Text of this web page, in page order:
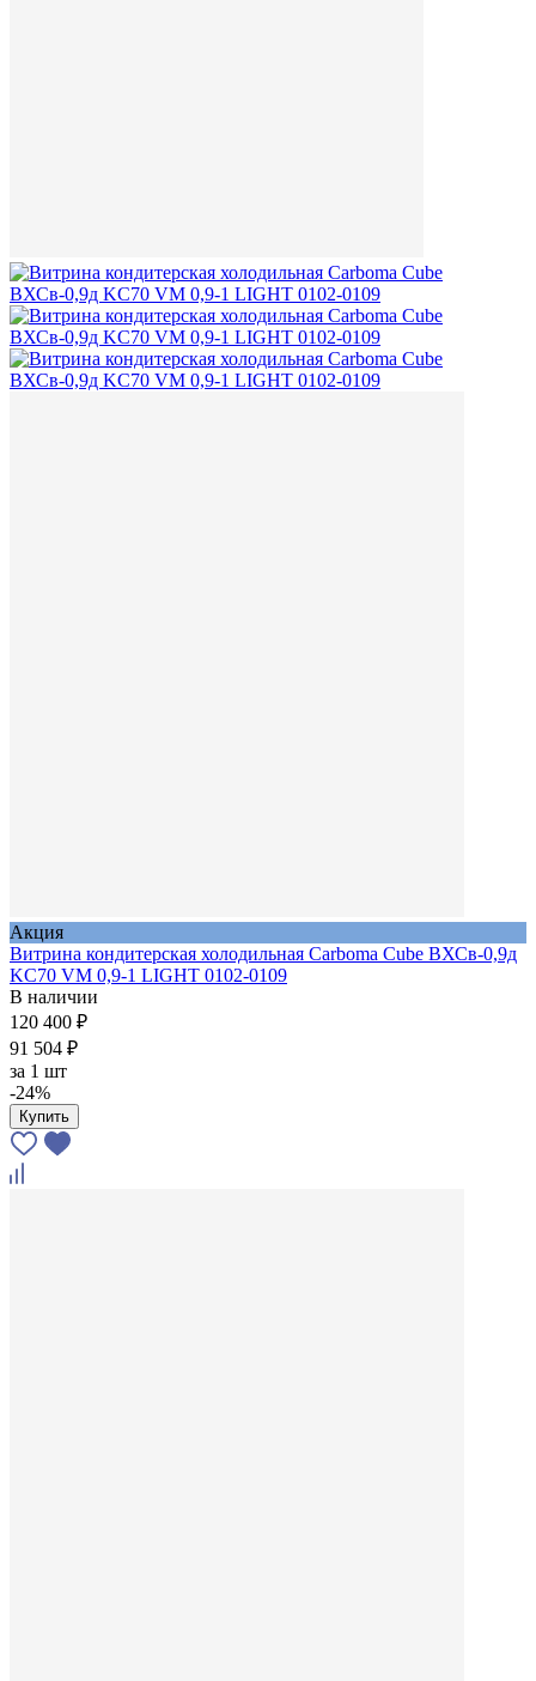
Акция
Витрина кондитерская холодильная Carboma Cube ВХСв-0,9д
KC70 VM 0,9-1 LIGHT 0102-0109
В наличии
120 400 ₽
91 504 ₽
за 1 шт
-24%
Купить